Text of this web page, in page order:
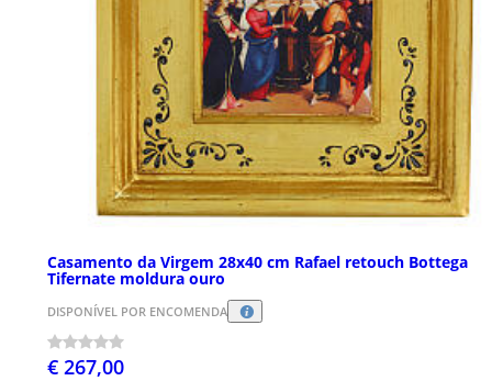
Casamento da Virgem 28x40 cm Rafael retouch Bottega
Tifernate moldura ouro
DISPONÍVEL POR ENCOMENDA
€ 267,00